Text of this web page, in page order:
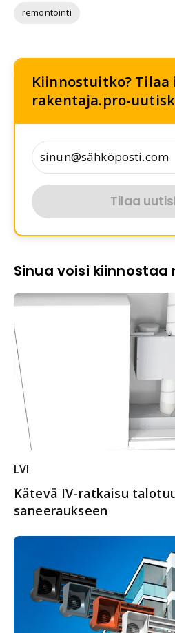
remontointi
Kiinnostuitko? Tilaa
rakentaja.pro-
Tilaa
Sinua voisi kiinnostaa
LVI
Kätevä IV-ratkaisu
saneeraukseen